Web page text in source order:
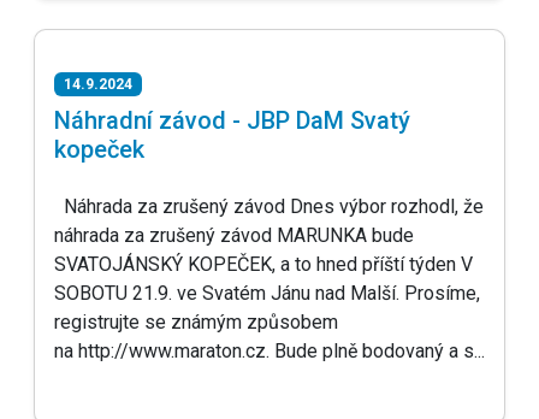
14.9.2024
Náhradní závod - JBP DaM Svatý
kopeček
Náhrada za zrušený závod Dnes výbor rozhodl, že
náhrada za zrušený závod MARUNKA bude
SVATOJÁNSKÝ KOPEČEK, a to hned příští týden V
SOBOTU 21.9. ve Svatém Jánu nad Malší. Prosíme,
registrujte se známým způsobem
na http://www.maraton.cz. Bude plně bodovaný a s...